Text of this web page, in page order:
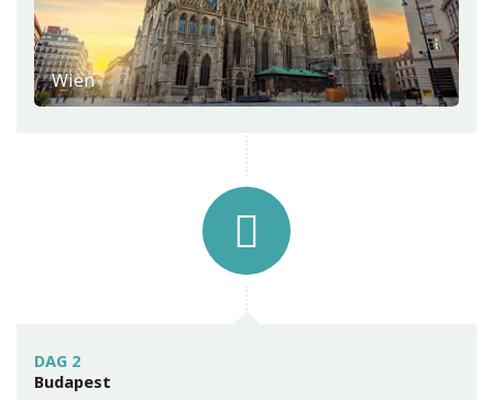
Szentendre
St. Sava-kirken i Beograd
Wien
DAG 2
Budapest